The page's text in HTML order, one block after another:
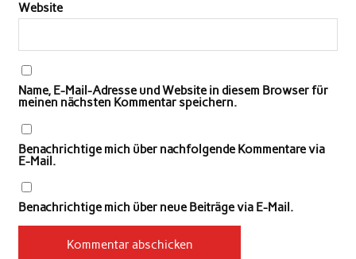
Website
Name, E-Mail-Adresse und Website in diesem Browser für
meinen nächsten Kommentar speichern.
Benachrichtige mich über nachfolgende Kommentare via
E-Mail.
Benachrichtige mich über neue Beiträge via E-Mail.